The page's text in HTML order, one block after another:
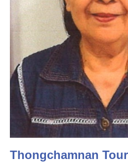
Thongchamnan Tour